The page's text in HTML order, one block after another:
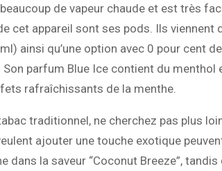
de vapeur chaude et est très
cet appareil sont ses pods. Ils
ainsi qu’une option avec 0 pour cent
parfum Blue Ice contient du menthol
rafraîchissants de la menthe.
traditionnel, ne cherchez pas plus
ajouter une touche exotique
dans la saveur “Coconut Breeze”,